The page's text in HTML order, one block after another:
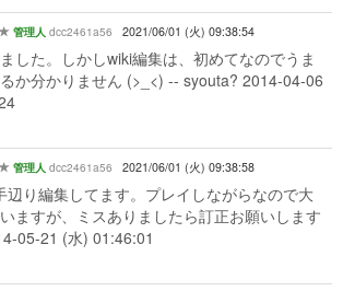
管理人 dcc2461a56 2021/06/01 (火) 09:38:54
した。しかしwiki編集は、初めてなのでうま
か分かりません (>_<) -- syouta? 2014-04-06
管理人 dcc2461a56 2021/06/01 (火) 09:38:58
辺り編集してます。プレイしながらなので大
ますが、ミスありましたら訂正お願いします
05-21 (水) 01:46:01